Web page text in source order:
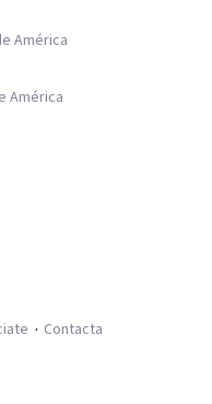
América
América
Contacta